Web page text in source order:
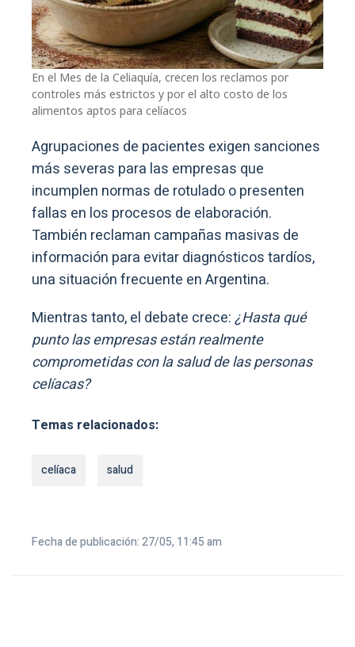
En el Mes de la Celiaquía, crecen los reclamos por
controles más estrictos y por el alto costo de los
alimentos aptos para celíacos
Agrupaciones de pacientes exigen sanciones
más severas para las empresas que
incumplen normas de rotulado o presenten
fallas en los procesos de elaboración.
También reclaman campañas masivas de
información para evitar diagnósticos tardíos,
una situación frecuente en Argentina.
Mientras tanto, el debate crece:¿Hasta qué
punto las empresas están realmente
comprometidas con la salud de las personas
celíacas?
Temas relacionados:
celíaca salud
Fecha de publicación: 27/05, 11:45 am